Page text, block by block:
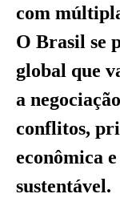
com
O Brasil se
global que
a
conflitos,
econômica
sustentável.